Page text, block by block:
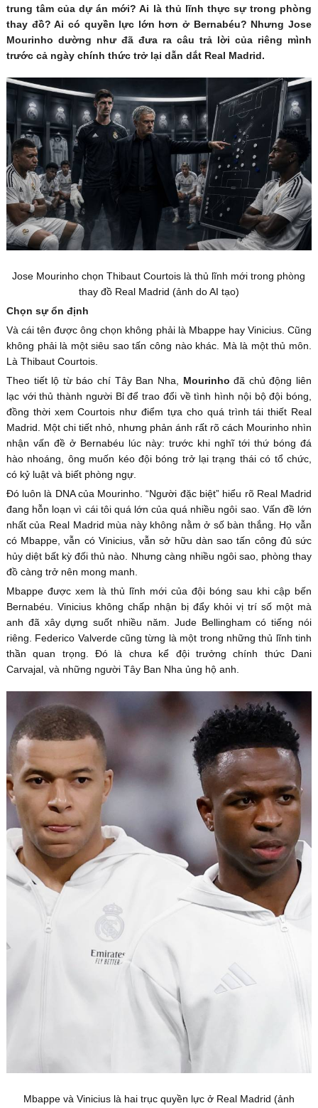
trung tâm của dự án mới? Ai là thủ lĩnh thực sự trong phòng
thay đồ? Ai có quyền lực lớn hơn ở Bernabéu? Nhưng Jose
Mourinho dường như đã đưa ra câu trả lời của riêng mình
trước cả ngày chính thức trở lại dẫn dắt Real Madrid.
Jose Mourinho chọn Thibaut Courtois là thủ lĩnh mới trong phòng
thay đồ Real Madrid (ảnh do AI tạo)
Chọn sự ổn định
Và cái tên được ông chọn không phải là Mbappe hay Vinicius. Cũng
không phải là một siêu sao tấn công nào khác. Mà là một thủ môn.
Là Thibaut Courtois.
Theo tiết lộ từ báo chí Tây Ban Nha, Mourinhođã chủ động liên
lạc với thủ thành người Bỉ để trao đổi về tình hình nội bộ đội bóng,
đồng thời xem Courtois như điểm tựa cho quá trình tái thiết Real
Madrid. Một chi tiết nhỏ, nhưng phản ánh rất rõ cách Mourinho nhìn
nhận vấn đề ở Bernabéu lúc này: trước khi nghĩ tới thứ bóng đá
hào nhoáng, ông muốn kéo đội bóng trở lại trạng thái có tổ chức,
có kỷ luật và biết phòng ngự.
Đó luôn là DNA của Mourinho. “Người đặc biệt” hiểu rõ Real Madrid
đang hỗn loạn vì cái tôi quá lớn của quá nhiều ngôi sao. Vấn đề lớn
nhất của Real Madrid mùa này không nằm ở số bàn thắng. Họ vẫn
có Mbappe, vẫn có Vinicius, vẫn sở hữu dàn sao tấn công đủ sức
hủy diệt bất kỳ đối thủ nào. Nhưng càng nhiều ngôi sao, phòng thay
đồ càng trở nên mong manh.
Mbappe được xem là thủ lĩnh mới của đội bóng sau khi cập bến
Bernabéu. Vinicius không chấp nhận bị đẩy khỏi vị trí số một mà
anh đã xây dựng suốt nhiều năm. Jude Bellingham có tiếng nói
riêng. Federico Valverde cũng từng là một trong những thủ lĩnh tinh
thần quan trọng. Đó là chưa kể đội trưởng chính thức Dani
Carvajal, và những người Tây Ban Nha ủng hộ anh.
Mbappe và Vinicius là hai trục quyền lực ở Real Madrid (ảnh